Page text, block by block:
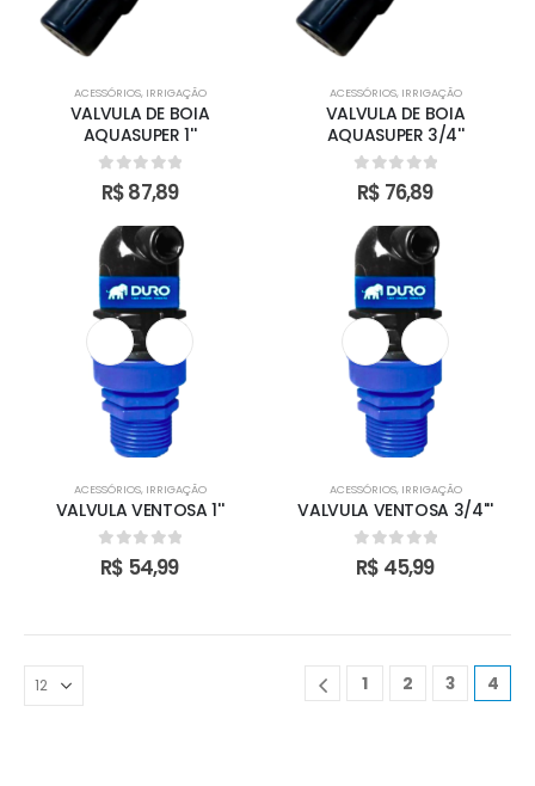
ACESSÓRIOS, IRRIGAÇÃO
VALVULA DE BOIA
AQUASUPER 1''
0out of 5
R$87,89
ACESSÓRIOS, IRRIGAÇÃO
VALVULA DE BOIA
AQUASUPER 3/4''
0out of 5
R$ 76,89
ACESSÓRIOS, IRRIGAÇÃO
VALVULA VENTOSA 1''
0out of 5
R$ 54,99
ACESSÓRIOS, IRRIGAÇÃO
VALVULA VENTOSA 3/4'''
0out of 5
R$ 45,99
1 2 3 4